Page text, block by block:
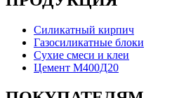
Силикатный кирпич
Газосиликатные блоки
Сухие смеси и клеи
Цемент М400Д20